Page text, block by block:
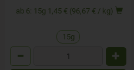
ab 6: 15g 1,45 € (96,67 € / kg)
15g